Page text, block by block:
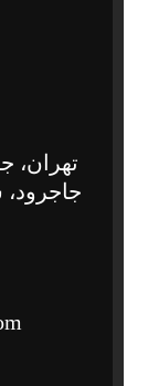
تهران،
جاجرود،